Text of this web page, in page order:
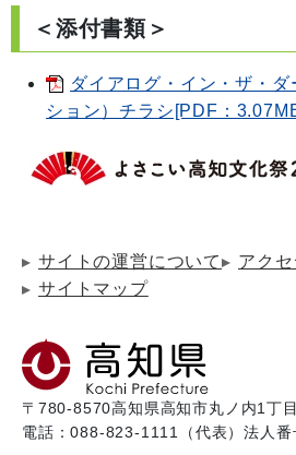
＜添付書類＞
ダイアログ・イン・ザ・
ション）チラシ[PDF：
サイトの運営について
アク
サイトマップ
〒780-8570高知県高知市丸ノ内1丁
電話：088-823-1111（代表）法人